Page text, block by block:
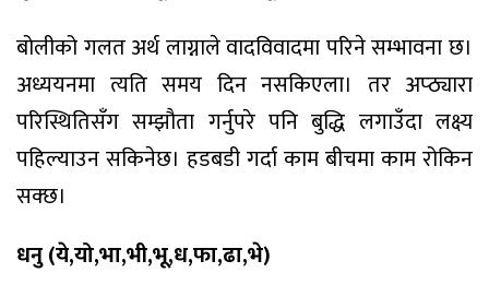
बोलीको गलत अर्थ लाग्नाले वादविवादमा परिने सम्भावना छ।
अध्ययनमा त्यति समय दिन नसकिएला। तर अप्ठ्यारा
परिस्थितिसँग सम्झौता गर्नुपरे पनि बुद्धि लगाउँदा लक्ष्य
पहिल्याउन सकिनेछ। हडबडी गर्दा काम बीचमा काम रोकिन
सक्छ।
धनु (ये,यो,भा,भी,भू,ध,फा,ढा,भे)